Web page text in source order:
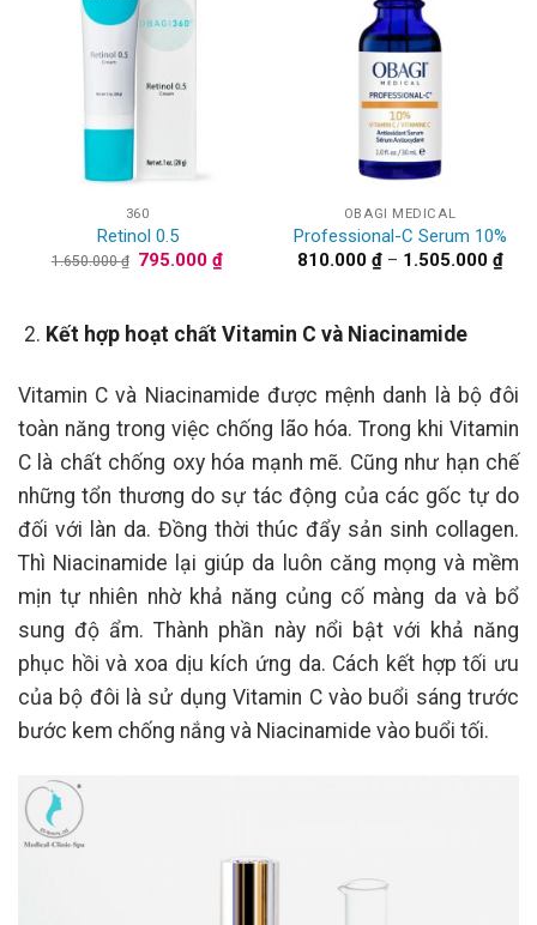
360
Retinol 0.5
1.650.000₫ Giá
795.000₫Giá
795.000 ₫.
OBAGI MEDICAL
Professional-C Serum 10%
810.000 ₫ – 1.505.000 ₫
giá:
Kết hợp hoạt chất Vitamin C và Niacinamide
Vitamin C và Niacinamide được mệnh danh là bộ đôi
toàn năng trong việc chống lão hóa. Trong khi Vitamin
C là chất chống oxy hóa mạnh mẽ. Cũng như hạn chế
những tổn thương do sự tác động của các gốc tự do
đối với làn da. Đồng thời thúc đẩy sản sinh collagen.
Thì Niacinamide lại giúp da luôn căng mọng và mềm
mịn tự nhiên nhờ khả năng củng cố màng da và bổ
sung độ ẩm. Thành phần này nổi bật với khả năng
phục hồi và xoa dịu kích ứng da. Cách kết hợp tối ưu
của bộ đôi là sử dụng Vitamin C vào buổi sáng trước
bước kem chống nắng và Niacinamide vào buổi tối.